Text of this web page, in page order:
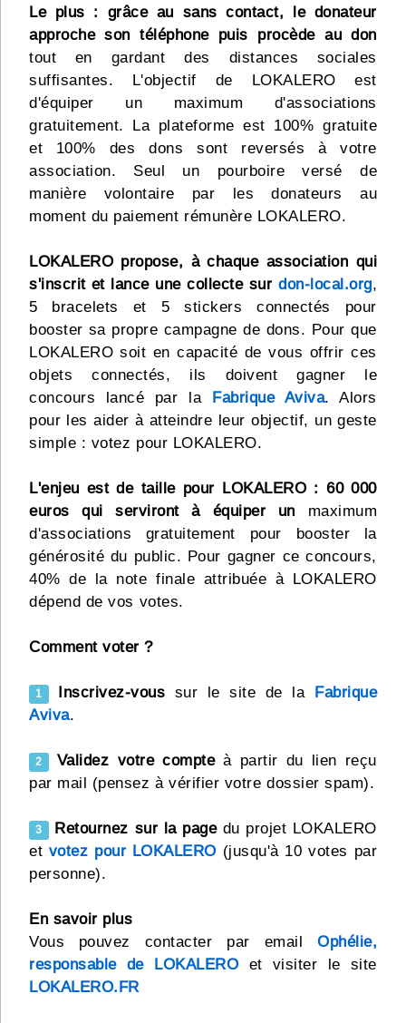
Le plus : grâce au sans contact, le donateur
approche son téléphone puis procède au don
tout en gardant des distances sociales
suffisantes. L'objectif de LOKALERO est
d'équiper un maximum d'associations
gratuitement. La plateforme est 100% gratuite
et 100% des dons sont reversés à votre
association. Seul un pourboire versé de
manière volontaire par les donateurs au
moment du paiement rémunère LOKALERO.
LOKALERO propose, à chaque association qui
s'inscrit et lance une collecte sur don-local.org,
5 bracelets et 5 stickers connectés pour
booster sa propre campagne de dons. Pour que
LOKALERO soit en capacité de vous offrir ces
objets connectés, ils doivent gagner le
concours lancé par la Fabrique Aviva. Alors
pour les aider à atteindre leur objectif, un geste
simple : votez pour LOKALERO.
L'enjeu est de taille pour LOKALERO : 60 000
euros qui serviront à équiper un maximum
d'associations gratuitement pour booster la
générosité du public. Pour gagner ce concours,
40% de la note finale attribuée à LOKALERO
dépend de vos votes.
Comment voter ?
1 Inscrivez-vous sur le site de la Fabrique
Aviva.
2 Validez votre compteà partir du lien reçu
par mail (pensez à vérifier votre dossier spam).
3 Retournez sur la pagedu projet LOKALERO
et votez pour LOKALERO (jusqu'à 10 votes par
personne).
En savoir plus
Vous pouvez contacter par email Ophélie,
responsable de LOKALERO et visiter le site
LOKALERO.FR